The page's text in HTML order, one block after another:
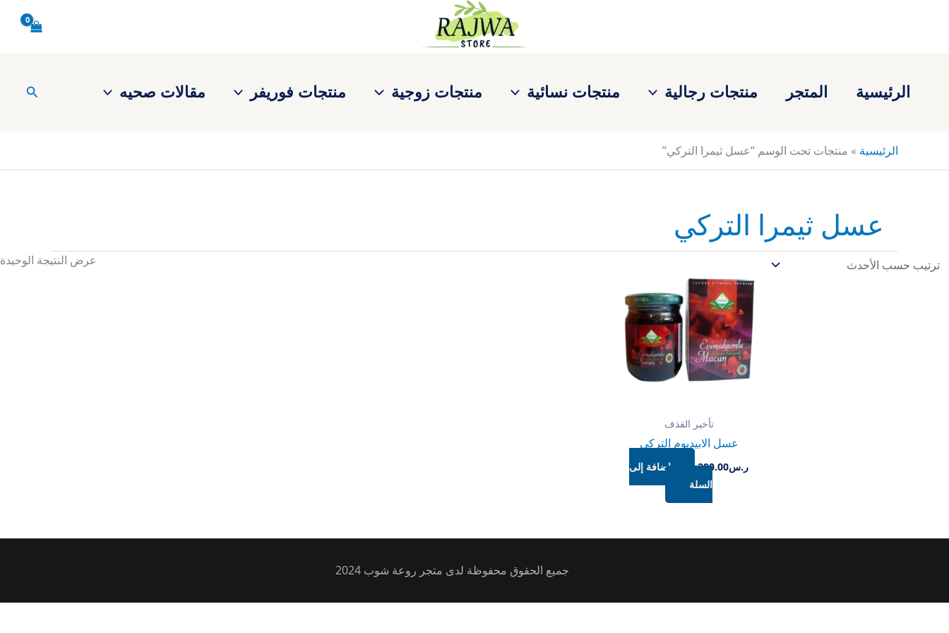
الرئيسية المتجر منتجات رجالية منتجات نسائية منتجات زوجية منتجات فوريفر مقالات صحيه البحث
الرئيسية » منتجات تحت الوسم “عسل ثيمرا التركي”
عسل ثيمرا التركي
عرض النتيجة الوحيدة
تأخير القذف
عسل الابيديوم التركي
ر.س200.00
إضافة إلى
السلة
جميع الحقوق محفوظة لدى متجر روعة شوب 2024